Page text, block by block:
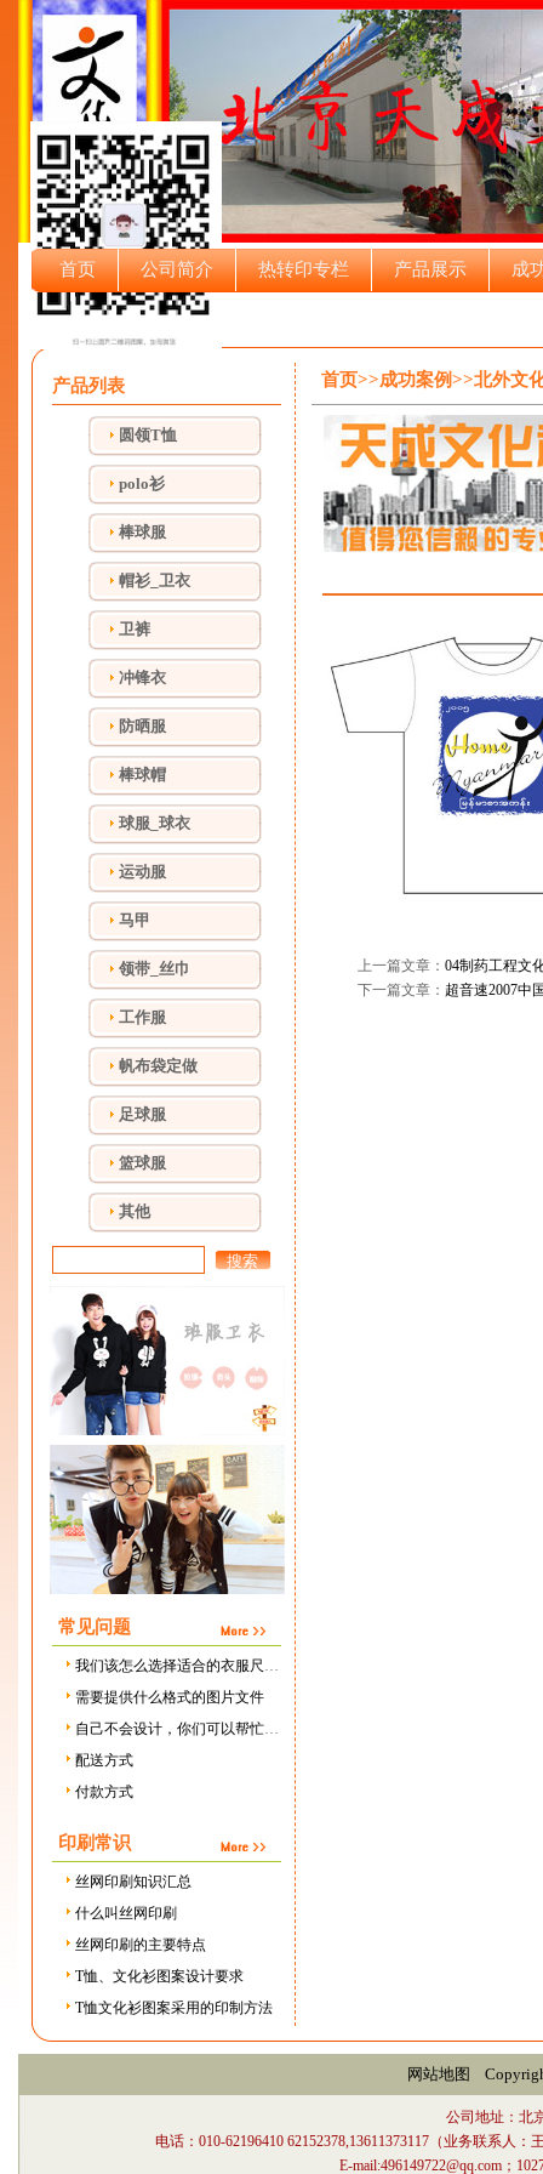
首页 公司简介 热转印专栏 产品展示 成
产品列表
圆领T恤
polo衫
棒球服
帽衫_卫衣
卫裤
冲锋衣
防晒服
棒球帽
球服_球衣
运动服
马甲
领带_丝巾
工作服
帆布袋定做
足球服
篮球服
其他
搜索
常见问题
我们该怎么选择适合的衣服尺寸？
需要提供什么格式的图片文件
自己不会设计，你们可以帮忙设计吗，需要设计费用吗？
配送方式
付款方式
印刷常识
丝网印刷知识汇总
什么叫丝网印刷
丝网印刷的主要特点
T恤、文化衫图案设计要求
T恤文化衫图案采用的印制方法
首页>>成功案例>>北外文
上一篇文章： 04制药工程文
下一篇文章： 超音速2007中
网站地图
公司地址：北
电话：010-62196410 62152378,13611373117（业务联系人
E-mail:496149722@qq.com；